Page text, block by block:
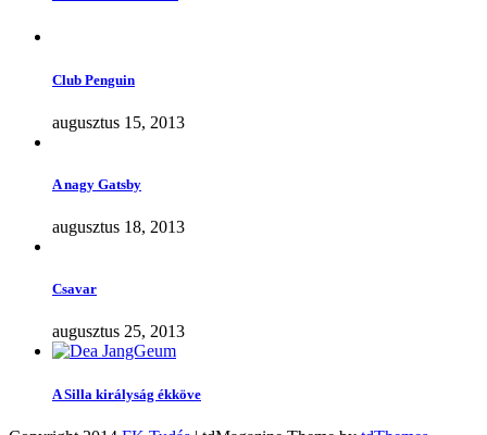
Club Penguin
augusztus 15, 2013
A nagy Gatsby
augusztus 18, 2013
Csavar
augusztus 25, 2013
A Silla királyság ékköve